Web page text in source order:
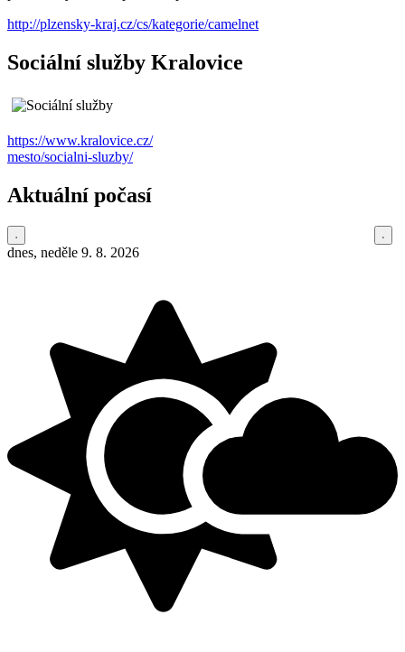
http://plzensky-kraj.cz/cs/kategorie/camelnet
Sociální služby Kralovice
https://www.kralovice.cz/
mesto/socialni-sluzby/
Aktuální počasí
dnes, neděle 9. 8. 2026